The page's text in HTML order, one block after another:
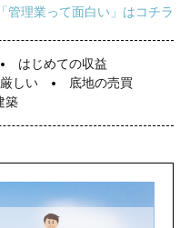
会社概要
不動産
会社概要
いもとの仲間たち
管理業って面白い」はコチラ
はじめての収益
しい
底地の売買
築